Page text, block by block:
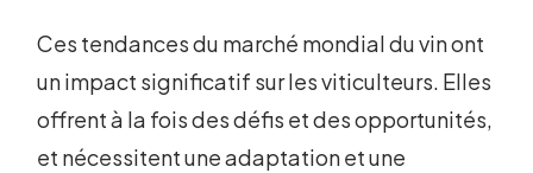
Ces tendances du marché mondial du vin ont
un impact significatif sur les viticulteurs. Elles
offrent à la fois des défis et des opportunités,
et nécessitent une adaptation et une